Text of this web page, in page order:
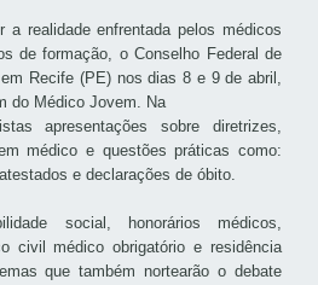
a realidade enfrentada pelos médicos
de formação, o Conselho Federal de
Recife (PE) nos dias 8 e 9 de abril,
do Médico Jovem. Na
apresentações sobre diretrizes,
médico e questões práticas como:
e declarações de óbito.
social, honorários médicos,
civil médico obrigatório e residência
que também nortearão o debate